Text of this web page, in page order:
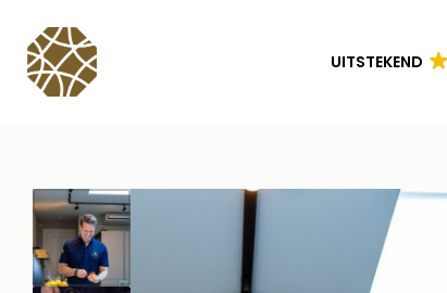
UITSTEKEND